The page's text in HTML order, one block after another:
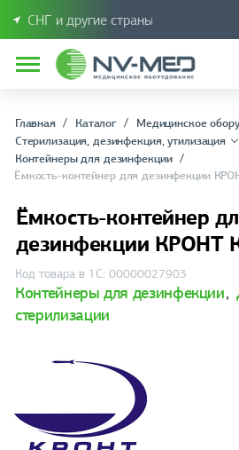
СНГ и другие страны
Главная Каталог
Медицинское
Стерилизация, дезинфекция, утилизация
Контейнеры для дезинфекции
Ёмкость-контейнер для дезинфекции
Ёмкость-контейнер
дезинфекции КРОНТ
Код товара в 1С: 00000027903
Контейнеры для дезинфекции,
стерилизации